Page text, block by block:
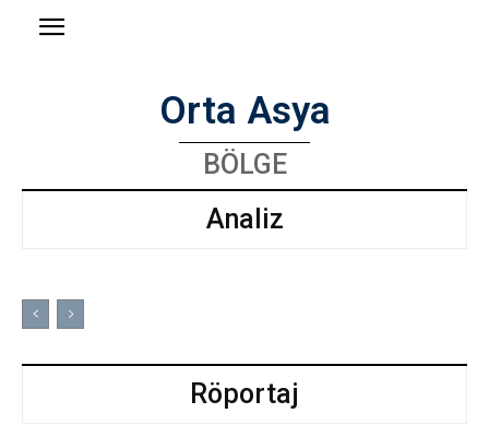
Orta Asya
BÖLGE
Analiz
Röportaj